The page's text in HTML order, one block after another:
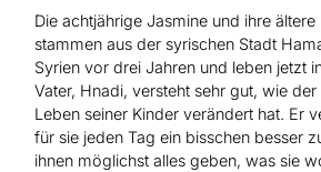
Die achtjährige Jasmine und ihre
stammen aus der syrischen Stadt
Syrien vor drei Jahren und leben jetzt
Vater, Hnadi, versteht sehr gut, wie
Leben seiner Kinder verändert hat. Er
für sie jeden Tag ein bisschen besser
ihnen möglichst alles geben, was sie